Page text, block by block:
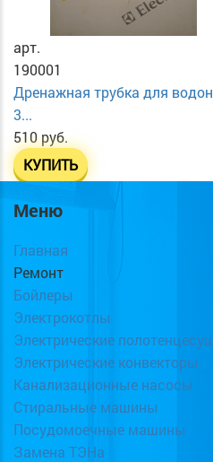
арт.
190001
Дренажная трубка для
3...
510 руб.
КУПИТЬ
Меню
Главная
Ремонт
Бойлеры
Электрокотлы
Электрические
Электрические конвекторы
Канализационные насосы
Стиральные машины
Посудомоечные машины
Замена ТЭНа